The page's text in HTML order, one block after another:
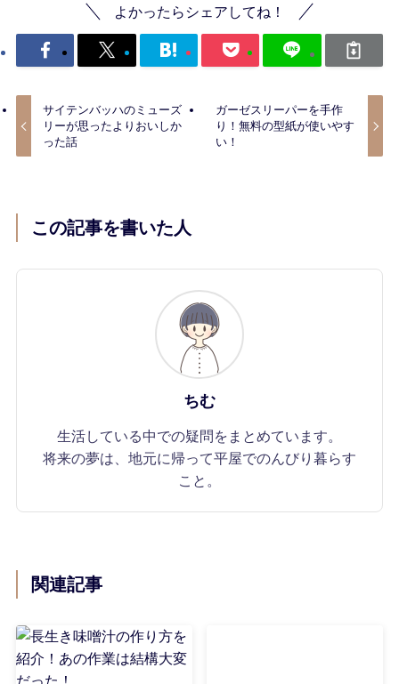
よかったらシェアしてね！
サイテンバッハのミューズ
リーが思ったよりおいしか
った話
ガーゼスリーパーを手作
り！無料の型紙が使いやす
い！
この記事を書いた人
ちむ
生活している中での疑問をまとめています。
将来の夢は、地元に帰って平屋でのんびり暮らす
こと。
関連記事